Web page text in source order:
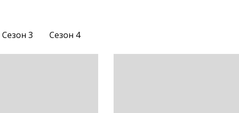
Сезон 3 Сезон 4